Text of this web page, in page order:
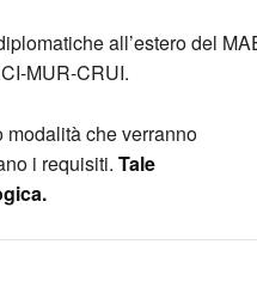
all’estero del
MUR-CRUI.
modalità che verranno
i requisiti. Tale